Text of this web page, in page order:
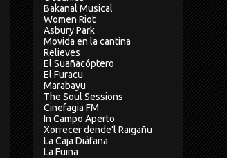
Bakanal Musical
Women Riot
Asbury Park
Movida en la cantina
Relieves
El Suañacóptero
El Furacu
Marabayu
The Soul Sessions
Cinefagia FM
In Campo Aperto
Xorrecer dende'l Raigañu
La Caja Diáfana
La Fuina